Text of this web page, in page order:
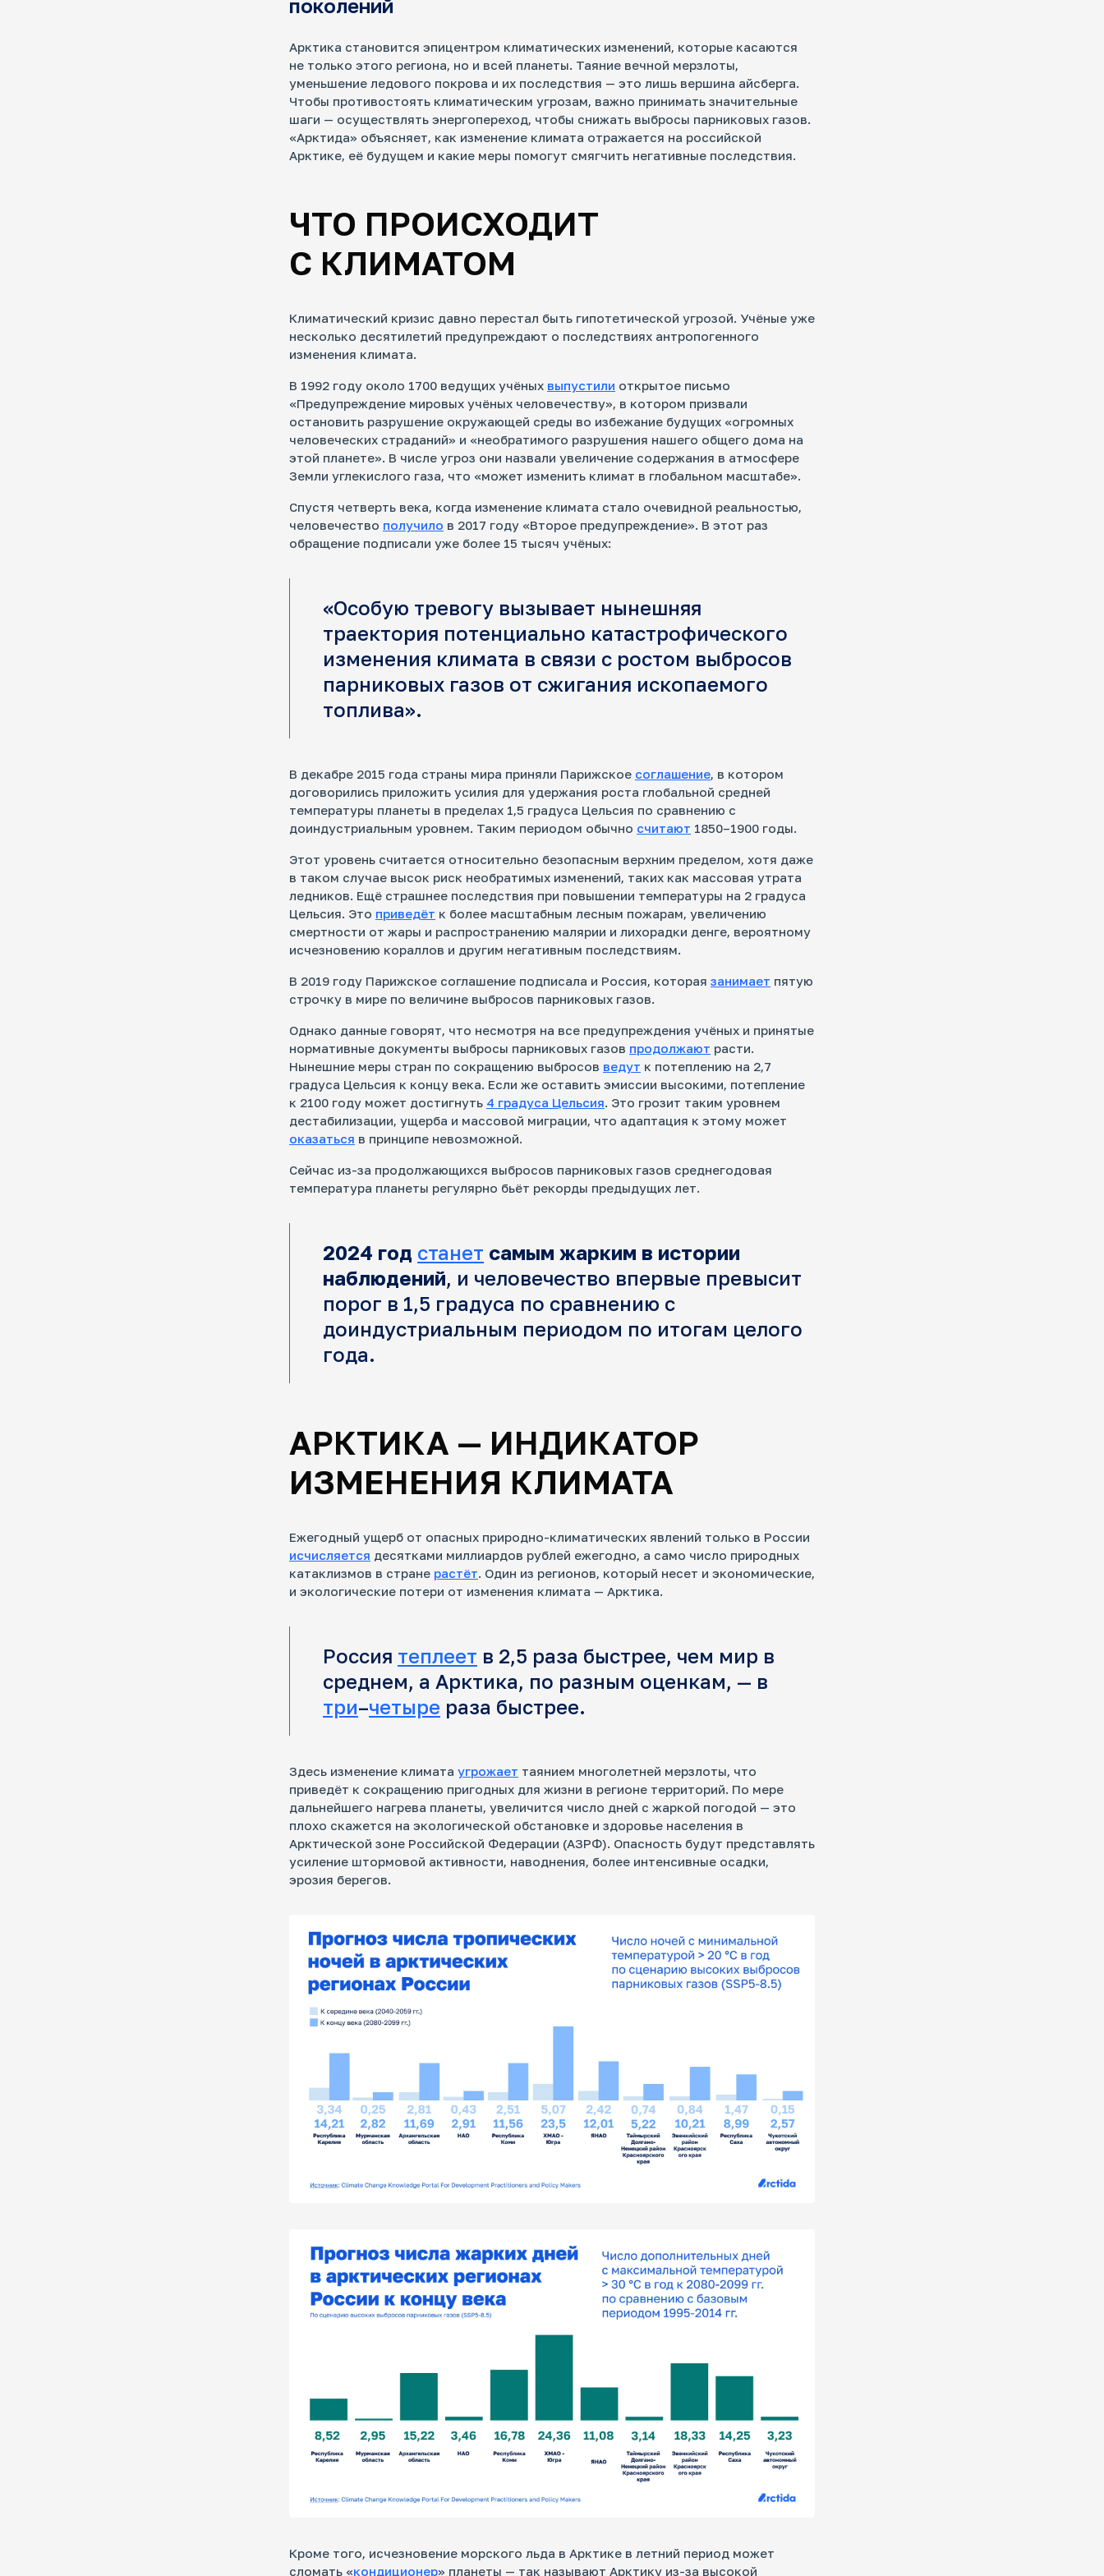
Мониторинг инфраструктурных проектов
российской Арктики
Как крупные корпорации и государство влияют на
экосистему и жизнь коренных народов
арктической политики
процессы в регионе прозрачнее и понятнее.
поколений
Арктика становится эпицентром климатических изменений, которые касаются
не только этого региона, но и всей планеты. Таяние вечной мерзлоты,
уменьшение ледового покрова и их последствия — это лишь вершина айсберга.
Чтобы противостоять климатическим угрозам, важно принимать значительные
шаги — осуществлять энергопереход, чтобы снижать выбросы парниковых газов.
«Арктида» объясняет, как изменение климата отражается на российской
Арктике, её будущем и какие меры помогут смягчить негативные последствия.
ЧТО ПРОИСХОДИТ
С КЛИМАТОМ
Климатический кризис давно перестал быть гипотетической угрозой. Учёные уже
несколько десятилетий предупреждают о последствиях антропогенного
изменения климата.
В 1992 году около 1700 ведущих учёных выпустили открытое письмо
«Предупреждение мировых учёных человечеству», в котором призвали
остановить разрушение окружающей среды во избежание будущих «огромных
человеческих страданий» и «необратимого разрушения нашего общего дома на
этой планете». В числе угроз они назвали увеличение содержания в атмосфере
Земли углекислого газа, что «может изменить климат в глобальном масштабе».
Спустя четверть века, когда изменение климата стало очевидной реальностью,
человечество получило в 2017 году «Второе предупреждение». В этот раз
обращение подписали уже более 15 тысяч учёных:
«Особую тревогу вызывает нынешняя
траектория потенциально катастрофического
изменения климата в связи с ростом выбросов
парниковых газов от сжигания ископаемого
топлива».
В декабре 2015 года страны мира приняли Парижское соглашение, в котором
договорились приложить усилия для удержания роста глобальной средней
температуры планеты в пределах 1,5 градуса Цельсия по сравнению с
доиндустриальным уровнем. Таким периодом обычно считают 1850–1900 годы.
Этот уровень считается относительно безопасным верхним пределом, хотя даже
в таком случае высок риск необратимых изменений, таких как массовая утрата
ледников. Ещё страшнее последствия при повышении температуры на 2 градуса
Цельсия. Это приведёт к более масштабным лесным пожарам, увеличению
смертности от жары и распространению малярии и лихорадки денге, вероятному
исчезновению кораллов и другим негативным последствиям.
В 2019 году Парижское соглашение подписала и Россия, которая занимает пятую
строчку в мире по величине выбросов парниковых газов.
Однако данные говорят, что несмотря на все предупреждения учёных и принятые
нормативные документы выбросы парниковых газов продолжают расти.
Нынешние меры стран по сокращению выбросов ведут к потеплению на 2,7
градуса Цельсия к концу века. Если же оставить эмиссии высокими, потепление
к 2100 году может достигнуть 4 градуса Цельсия. Это грозит таким уровнем
дестабилизации, ущерба и массовой миграции, что адаптация к этому может
оказаться в принципе невозможной.
Сейчас из-за продолжающихся выбросов парниковых газов среднегодовая
температура планеты регулярно бьёт рекорды предыдущих лет.
2024 год станет самым жарким в истории
наблюдений, и человечество впервые превысит
порог в 1,5 градуса по сравнению с
доиндустриальным периодом по итогам целого
года.
АРКТИКА — ИНДИКАТОР
ИЗМЕНЕНИЯ КЛИМАТА
Ежегодный ущерб от опасных природно-климатических явлений только в России
исчисляется десятками миллиардов рублей ежегодно, а само число природных
катаклизмов в стране растёт. Один из регионов, который несет и экономические,
и экологические потери от изменения климата — Арктика.
Россия теплеет в 2,5 раза быстрее, чем мир в
среднем, а Арктика, по разным оценкам, — в
три–четыре раза быстрее.
Здесь изменение климата угрожает таянием многолетней мерзлоты, что
приведёт к сокращению пригодных для жизни в регионе территорий. По мере
дальнейшего нагрева планеты, увеличится число дней с жаркой погодой — это
плохо скажется на экологической обстановке и здоровье населения в
Арктической зоне Российской Федерации (АЗРФ). Опасность будут представлять
усиление штормовой активности, наводнения, более интенсивные осадки,
эрозия берегов.
Кроме того, исчезновение морского льда в Арктике в летний период может
сломать «кондиционер» планеты — так называют Арктику из-за высокой